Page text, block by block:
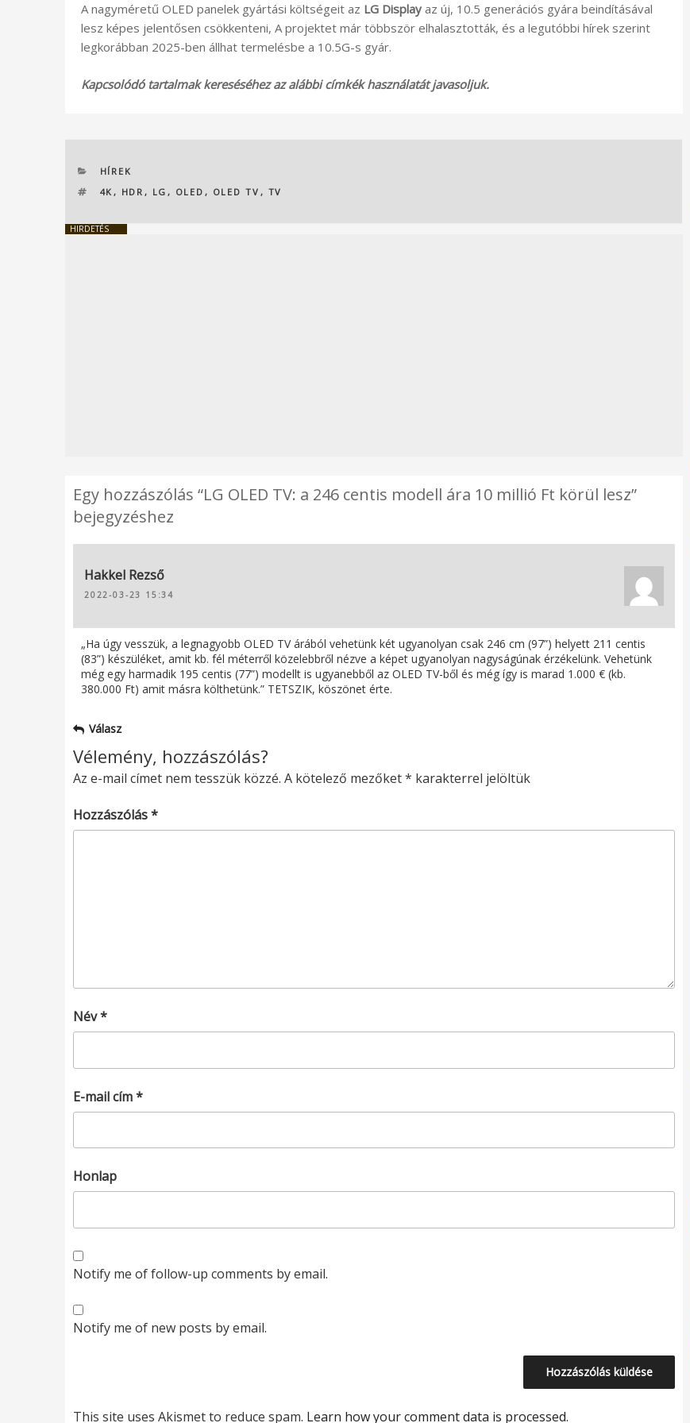
A nagyméretű OLED panelek gyártási költségeit az LG Display az új, 10.5 generációs gyára beindításával
lesz képes jelentősen csökkenteni, A projektet már többször elhalasztották, és a legutóbbi hírek szerint
legkorábban 2025-ben állhat termelésbe a 10.5G-s gyár.
Kapcsolódó tartalmak kereséséhez az alábbi címkék használatát javasoljuk.
KATEGÓRIÁK
HÍREK
CÍMKÉK
4K , HDR , LG , OLED , OLED TV , TV
HIRDETÉS
Egy hozzászólás “LG OLED TV: a 246 centis modell ára 10 millió Ft körül lesz”
bejegyzéshez
Hakkel Rezső
2022-03-23 15:34
„Ha úgy vesszük, a legnagyobb OLED TV árából vehetünk két ugyanolyan csak 246 cm (97”) helyett 211 centis
(83”) készüléket, amit kb. fél méterről közelebbről nézve a képet ugyanolyan nagyságúnak érzékelünk. Vehetünk
még egy harmadik 195 centis (77”) modellt is ugyanebből az OLED TV-ből és még így is marad 1.000 € (kb.
380.000 Ft) amit másra költhetünk.” TETSZIK, köszönet érte.
Válasz
Vélemény, hozzászólás?
Az e-mail címet nem tesszük közzé. A kötelező mezőket* karakterrel jelöltük
Hozzászólás*
Név*
E-mail cím*
Honlap
Notify me of follow-up comments by email.
Notify me of new posts by email.
This site uses Akismet to reduce spam. Learn how your comment data is processed.